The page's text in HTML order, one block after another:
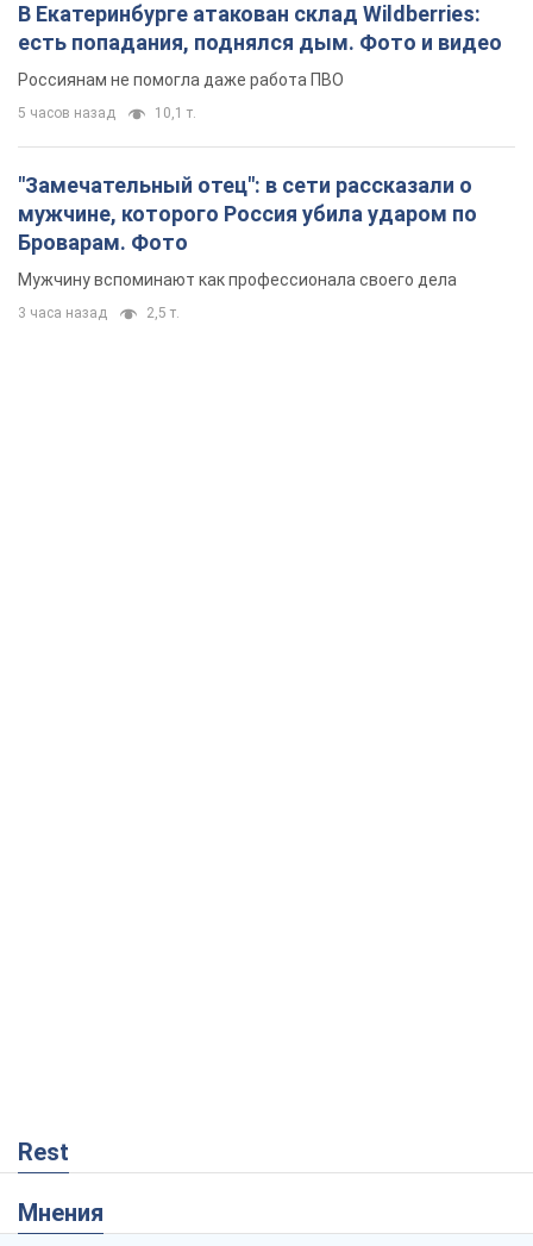
В Екатеринбурге атакован склад Wildberries:
есть попадания, поднялся дым. Фото и видео
Россиянам не помогла даже работа ПВО
5 часов назад 10,1 т.
"Замечательный отец": в сети рассказали о
мужчине, которого Россия убила ударом по
Броварам. Фото
Мужчину вспоминают как профессионала своего дела
3 часа назад 2,5 т.
Rest
Мнения